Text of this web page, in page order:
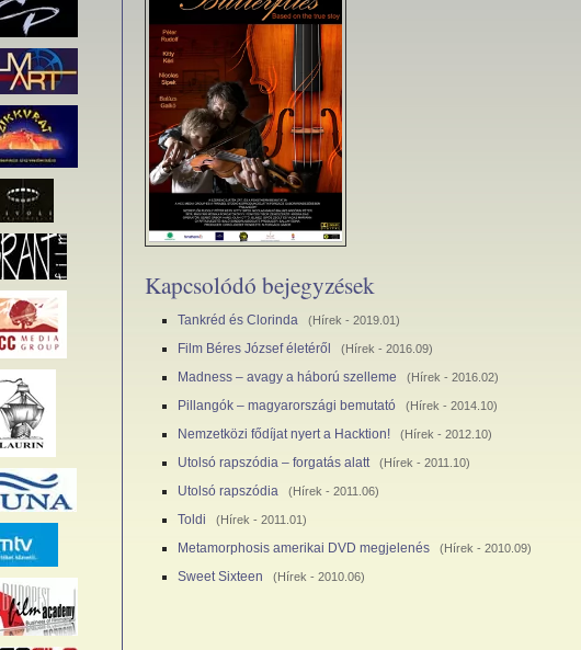
Kapcsolódó bejegyzések
Tankréd és Clorinda (Hírek - 2019.01)
Film Béres József életéről (Hírek - 2016.09)
Madness – avagy a háború szelleme (Hírek - 2016.02)
Pillangók – magyarországi bemutató (Hírek - 2014.10)
Nemzetközi fődíjat nyert a Hacktion! (Hírek - 2012.10)
Utolsó rapszódia – forgatás alatt (Hírek - 2011.10)
Utolsó rapszódia (Hírek - 2011.06)
Toldi (Hírek - 2011.01)
Metamorphosis amerikai DVD megjelenés (Hírek - 2010.09)
Sweet Sixteen (Hírek - 2010.06)